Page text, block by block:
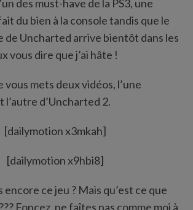
des must-have de la PS3, une
du bien à la console tandis que le
de Uncharted arrive bientôt dans les
vous dire que j’ai hâte !
vous mets deux vidéos, l’une
l’autre d’Uncharted 2.
[dailymotion x3mkah]
[dailymotion x9hbi8]
encore ce jeu ? Mais qu’est ce que
Foncez, ne faîtes pas comme moi à